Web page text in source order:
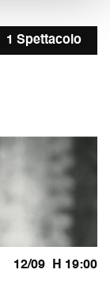
1 Spettacolo
12/09 H 19:00